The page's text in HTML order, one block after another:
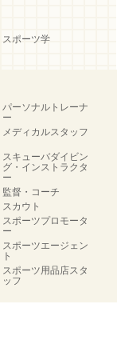
スポーツ学
パーソナルトレーナ
ー
メディカルスタッフ
スキューバダイビン
グ・インストラクタ
ー
監督・コーチ
スカウト
スポーツプロモータ
ー
スポーツエージェン
ト
スポーツ用品店スタ
ッフ